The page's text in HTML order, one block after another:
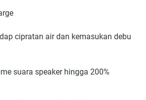
cipratan air dan kemasukan debu
suara speaker hingga 200%